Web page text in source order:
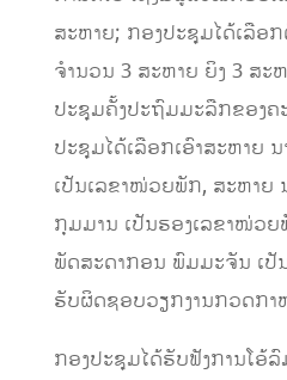
ສະຫາຍ; ກອງປະຊຸມໄດ້ເລືອ
ຈຳນວນ 3 ສະຫາຍ ຍິງ 3 ສະ
ປະຊຸມຄັ້ງປະຖົມມະລືກຂອງ
ປະຊຸມໄດ້ເລືອກເອົາສະຫາຍ
ເປັນເລຂາໜ່ວຍພັກ, ສະຫາຍ
ກຸມມານ ​ເປັນຮອງເລຂາໜ່ວຍ
ພັດສະດາກອນ ພົມມະຈັນ ເ
ຮັບຜິດຊອບວຽກງານກວດກ
ກອງປະຊຸມໄດ້ຮັບຟັງການໂອ້